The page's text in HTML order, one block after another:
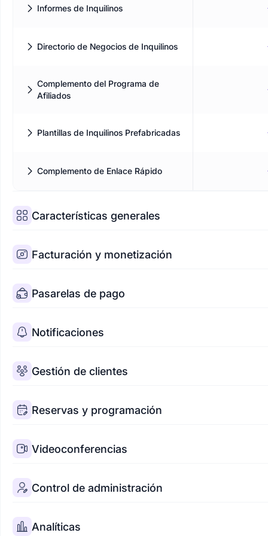
inquilino en el idioma elegido con
traducciones específicas para cada
Informes de Inquilinos
de control SaaS.
Directorio de Negocios de Inquilinos
Complemento del Programa de
Afiliados
Plantillas de Inquilinos Prefabricadas
Complemento de Enlace Rápido
Características generales
Facturación y monetización
Pasarelas de pago
Notificaciones
Gestión de clientes
Reservas y programación
Videoconferencias
Control de administración
Analíticas